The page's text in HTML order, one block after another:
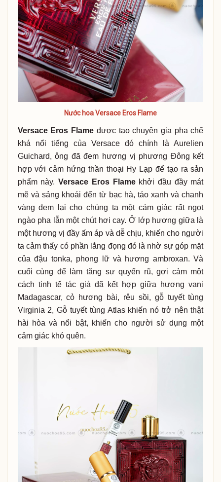
Nước hoa Versace Eros Flame
Versace Eros Flame được tạo chuyên gia pha chế
khá nổi tiếng của Versace đó chính là Aurelien
Guichard, ông đã đem hương vị phương Đông kết
hợp với cảm hứng thần thoại Hy Lạp để tạo ra sản
phẩm này.Versace Eros Flamekhởi đầu đầy mát
mẽ và sảng khoái đến từ bạc hà, táo xanh và chanh
vàng đem lại cho chúng ta một cảm giác rất ngọt
ngào pha lẫn một chút hơi cay. Ở lớp hương giữa là
một hương vị đầy ấm áp và dễ chịu, khiến cho người
ta cảm thấy có phần lắng đọng đó là nhờ sự góp mặt
của đậu tonka, phong lữ và hương ambroxan.Và
cuối cùng để làm tăng sự quyến rũ, gợi cảm một
cách tinh tế tác giả đã kết hợp giữa hương vani
Madagascar, cỏ hương bài, rêu sồi, gỗ tuyết tùng
Virginia 2, Gỗ tuyết tùng Atlas khiến nó trở nên thật
hài hòa và nổi bật, khiến cho người sử dụng một
cảm giác khó quên.